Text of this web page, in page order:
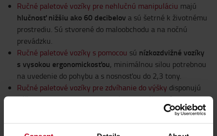
Ručné paletové vozíky pre nehlučnú manipuláciu majú
hlučnosť nižšiu ako 60 decibelov a sú šetrné k životnému
prostrediu. Sú stvorené do maloobchodu a na nočnú
prevádzku.
Ručné paletové vozíky s pomocou sú nízkozdvižné vozíky
s vysokou ergonomickosťou, minimálnou silou potrebnou
na uvedenie do pohybu a s nosnosťou do 2,3 tony.
Ručné paletové vozíky pre zdvíhanie do výšky disponujú
výškou zdvihu do 0,8 metra, sú univerzálne a ľahko